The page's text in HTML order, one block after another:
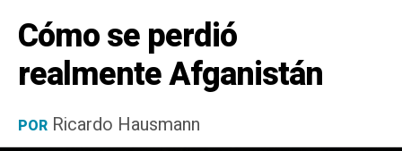
Cómo se perdió
realmente Afganistán
POR Ricardo Hausmann